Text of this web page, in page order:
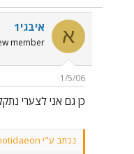
א איבגי1
member
1/5/06
כן גם אני לצערי
נכתב ע"י Pycnonotidaeon: